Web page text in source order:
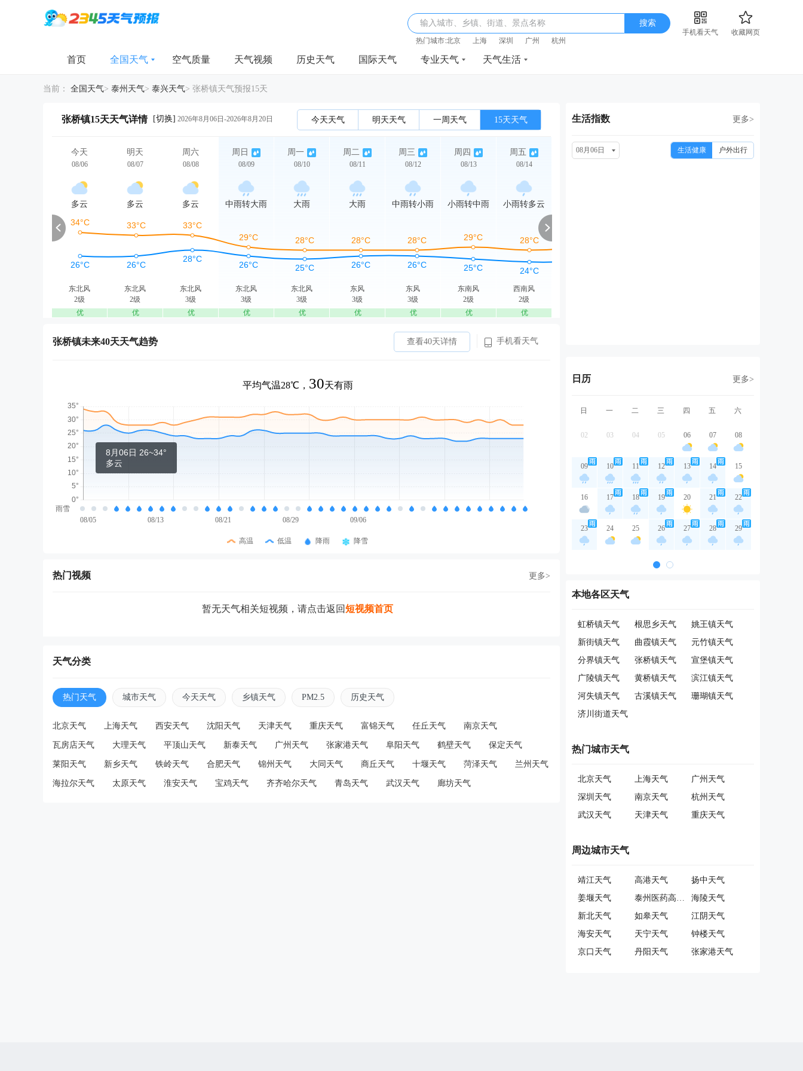
输入城市、乡镇、街道、景点名称 搜索
手机看天气
收藏网页
热门城市:北京 上海 深圳 广州 杭州
首页 全国天气 空气质量 天气视频 历史天气 国际天气 专业天气 天气生活
当前： 全国天气> 泰州天气> 泰兴天气> 张桥镇天气预报15天
张桥镇15天天气详情 [切换] 2026年8月06日-2026年8月20日 今天天气 明天天气 一周天气 15天天气
今天
08/06
多云
东北风
2级
优
明天
08/07
多云
东北风
2级
优
周六
08/08
多云
东北风
3级
优
周日
08/09
中雨转大雨
东北风
3级
优
周一
08/10
大雨
东北风
3级
优
周二
08/11
大雨
东风
3级
优
周三
08/12
中雨转小雨
东风
3级
优
周四
08/13
小雨转中雨
东南风
2级
优
周五
08/14
小雨转多云
西南风
2级
优
周六 周一 周二
张桥镇未来40天天气趋势 查看40天详情 手机看天气
平均气温28℃， 30天有雨
8月06日 26~34°
多云
雨雪
08/05
08/13 08/21 08/29 09/06
高温 低温 降雨 降雪
热门视频 更多>
暂无天气相关短视频，请点击返回短视频首页
天气分类
热门天气 城市天气 今天天气 乡镇天气 PM2.5 历史天气
北京天气 上海天气 西安天气 沈阳天气 天津天气 重庆天气 富锦天气 任丘天气 南京天气
瓦房店天气 大理天气 平顶山天气 新泰天气 广州天气 张家港天气 阜阳天气 鹤壁天气 保定天气
莱阳天气 新乡天气 铁岭天气 合肥天气 锦州天气 大同天气 商丘天气 十堰天气 菏泽天气 兰州天气
海拉尔天气 太原天气 淮安天气 宝鸡天气 齐齐哈尔天气 青岛天气 武汉天气 廊坊天气
生活指数 更多>
08月06日 生活健康 户外出行
日历 更多>
日 一 二 三 四 五 六
02 03 04 05 06 07 08
09 10 11 12 13 14 15
16 17 18 19 20 21 22
23 24 25 26 27 28 29
本地各区天气
虹桥镇天气 根思乡天气
姚王镇天气
新街镇天气
曲霞镇天气
元竹镇天气
分界镇天气
张桥镇天气
宣堡镇天气
广陵镇天气
黄桥镇天气
滨江镇天气
河失镇天气
古溪镇天气
珊瑚镇天气
济川街道天气
热门城市天气
北京天气 上海天气
广州天气
深圳天气
南京天气
杭州天气
武汉天气
天津天气 重庆天气
周边城市天气
靖江天气 高港天气
扬中天气
姜堰天气
泰州医药高新技术产业开发区天气
海陵天气
新北天气
如皋天气
江阴天气
海安天气
天宁天气
钟楼天气
京口天气
丹阳天气 张家港天气